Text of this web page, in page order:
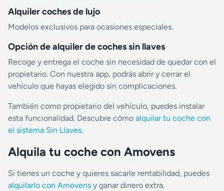
Alquiler coches de lujo
Modelos exclusivos para ocasiones especiales.
Opción de alquiler de coches sin llaves
Recoge y entrega el coche sin necesidad de quedar con el
propietario. Con nuestra app, podrás abrir y cerrar el
vehículo que hayas elegido sin complicaciones.
También como propietario del vehículo, puedes instalar
esta funcionalidad. Descubre cómo alquilar tu coche con
el sistema Sin Llaves.
Alquila tu coche con Amovens
Si tienes un coche y quieres sacarle rentabilidad, puedes
alquilarlo con Amovens y ganar dinero extra.